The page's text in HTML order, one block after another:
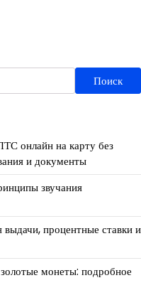
Поиск
онлайн на карту без
и документы
звучания
процентные ставки и
монеты: подробное